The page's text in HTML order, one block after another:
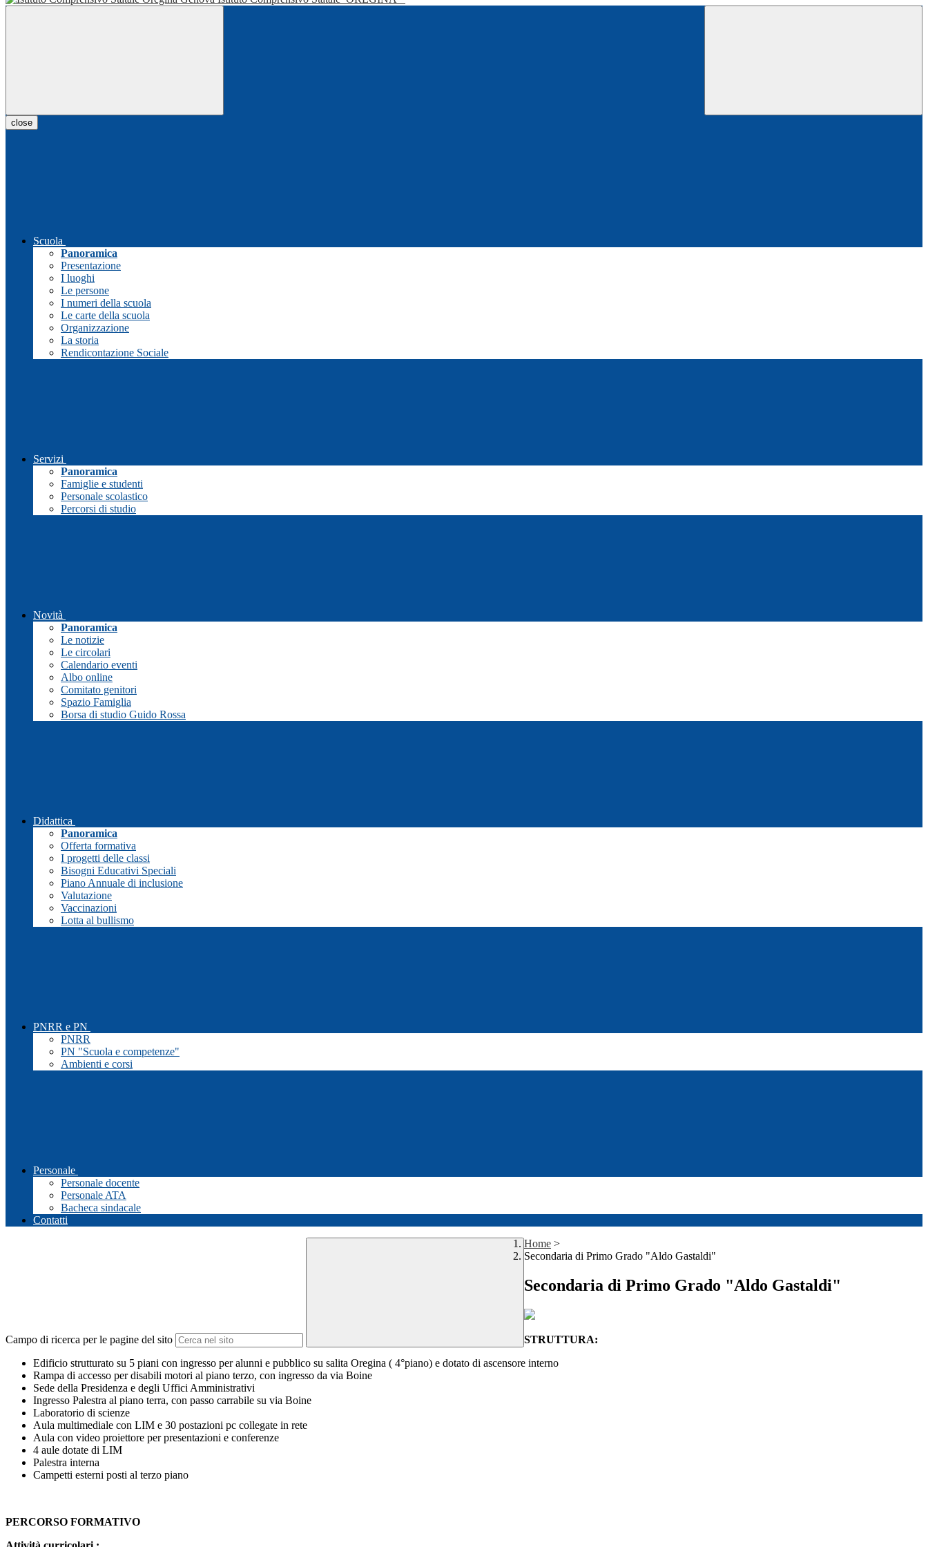
close
Scuola
Panoramica
Presentazione
I luoghi
Le persone
I numeri della scuola
Le carte della scuola
Organizzazione
La storia
Rendicontazione Sociale
Servizi
Panoramica
Famiglie e studenti
Personale scolastico
Percorsi di studio
Novità
Panoramica
Le notizie
Le circolari
Calendario eventi
Albo online
Comitato genitori
Spazio Famiglia
Borsa di studio Guido Rossa
Didattica
Panoramica
Offerta formativa
I progetti delle classi
Bisogni Educativi Speciali
Piano Annuale di inclusione
Valutazione
Vaccinazioni
Lotta al bullismo
PNRR e PN
PNRR
PN "Scuola e competenze"
Ambienti e corsi
Personale
Personale docente
Personale ATA
Bacheca sindacale
Contatti
Campo di ricerca per le pagine del sito
Home >
Secondaria di Primo Grado "Aldo Gastaldi"
Secondaria di Primo Grado "Aldo Gastaldi"
STRUTTURA:
Edificio strutturato su 5 piani con ingresso per alunni e pubblico su salita Oregina ( 4°piano) e dotato di ascensore interno
Rampa di accesso per disabili motori al piano terzo, con ingresso da via Boine
Sede della Presidenza e degli Uffici Amministrativi
Ingresso Palestra al piano terra, con passo carrabile su via Boine
Laboratorio di scienze
Aula multimediale con LIM e 30 postazioni pc collegate in rete
Aula con video proiettore per presentazioni e conferenze
4 aule dotate di LIM
Palestra interna
Campetti esterni posti al terzo piano
PERCORSO FORMATIVO